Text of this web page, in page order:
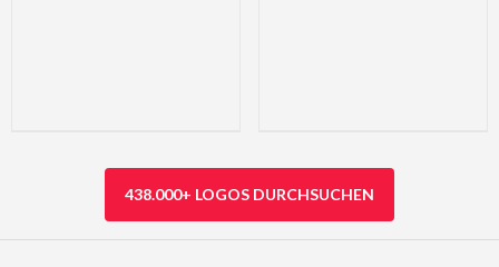
438.000+ LOGOS DURCHSUCHEN